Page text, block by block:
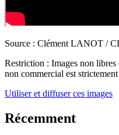
Source : Clément LANOT /
Restriction : Images non
non commercial est
Utiliser et diffuser ces images
Récemment